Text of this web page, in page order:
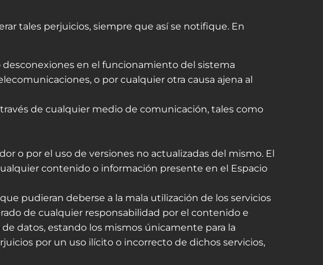
tales perjuicios, siempre que así se notifique. En
desconexiones en el funcionamiento del sistema
o por cualquier otra causa ajena al
de cualquier medio de comunicación, tales como
o por el uso de versiones no actualizadas del mismo. El
contenido o información presente en el Espacio
pudieran deberse a la mala utilización de los servicios
de cualquier responsabilidad por el contenido e
datos, estando los mismos únicamente para la
por un uso ilícito o incorrecto de dichos servicios,